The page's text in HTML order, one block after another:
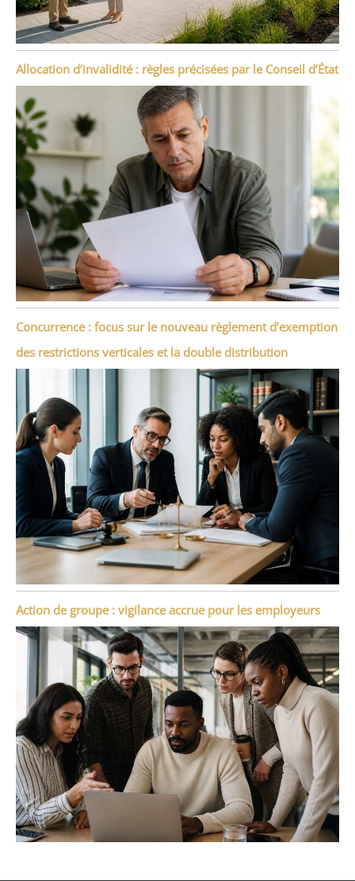
Allocation d’invalidité : règles précisées par le Conseil d’État
Concurrence : focus sur le nouveau règlement d’exemption
des restrictions verticales et la double distribution
Action de groupe : vigilance accrue pour les employeurs